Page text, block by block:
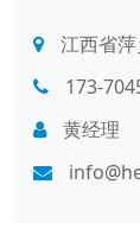
江西省
173-
黄经理